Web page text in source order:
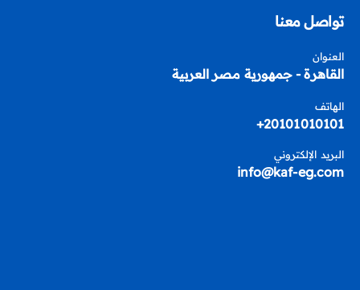
تواصل معنا
العنوان
القاهرة - جمهورية مصر العربية
الهاتف
20101010101+
البريد الإلكتروني
info@kaf-eg.com